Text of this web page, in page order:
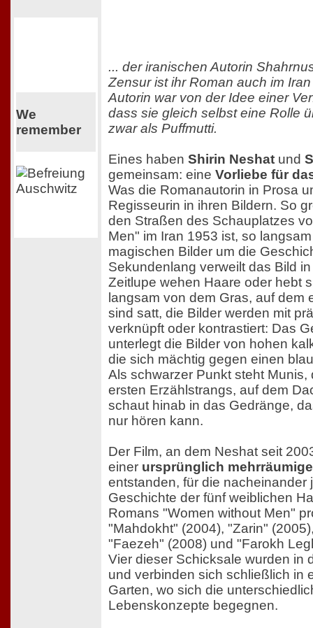
We
remember
... der iranischen Autorin
Zensur ist ihr Roman auch im
Autorin war von der Idee einer
dass sie gleich selbst eine Rolle
zwar als Puffmutti.
Eines haben Shirin Neshat und
gemeinsam: eine Vorliebe für
Was die Romanautorin in Prosa
Regisseurin in ihren Bildern. So
den Straßen des Schauplatzes
Men" im Iran 1953 ist, so
magischen Bilder um die
Sekundenlang verweilt das Bild
Zeitlupe wehen Haare oder hebt
langsam von dem Gras, auf dem
sind satt, die Bilder werden mit
verknüpft oder kontrastiert: Das
unterlegt die Bilder von hohen
die sich mächtig gegen einen
Als schwarzer Punkt steht Munis,
ersten Erzählstrangs, auf dem
schaut hinab in das Gedränge,
nur hören kann.
Der Film, an dem Neshat seit
einer ursprünglich
entstanden, für die nacheinander
Geschichte der fünf weiblichen
Romans "Women without Men"
"Mahdokht" (2004), "Zarin"
"Faezeh" (2008) und "Farokh
Vier dieser Schicksale wurden in
und verbinden sich schließlich in
Garten, wo sich die
Lebenskonzepte begegnen.